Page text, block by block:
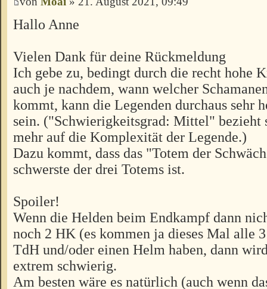
Hallo Anne
Vielen Dank für deine Rückmeldung
Ich gebe zu, bedingt durch die recht hohe
auch je nachdem, wann welcher
kommt, kann die Legenden durchaus sehr
sein. ("Schwierigkeitsgrad: Mittel" bezieht
mehr auf die Komplexität der Legende.)
Dazu kommt, dass das "Totem der
schwerste der drei Totems ist.
Spoiler!
Wenn die Helden beim Endkampf dann
noch 2 HK (es kommen ja dieses Mal alle
TdH und/oder einen Helm haben, dann
extrem schwierig.
Am besten wäre es natürlich (auch wenn